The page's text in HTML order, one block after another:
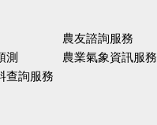
農友諮詢服務
測
農業氣象資訊服務
查詢服務